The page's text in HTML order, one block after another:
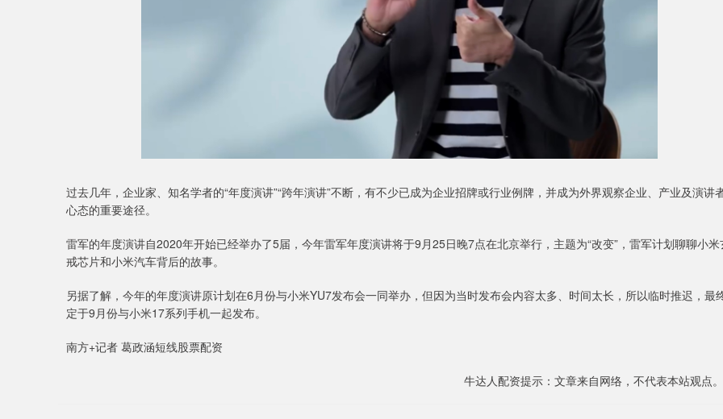
过去几年，企业家、知名学者的“年度演讲”“跨年演讲”不断，有不少已成为企业招牌或行业例牌，并成为外界观察企业、产业及演讲
心态的重要途径。
雷军的年度演讲自2020年开始已经举办了5届，今年雷军年度演讲将于9月25日晚7点在北京举行，主题为“改变”，雷军计划聊聊小米
戒芯片和小米汽车背后的故事。
另据了解，今年的年度演讲原计划在6月份与小米YU7发布会一同举办，但因为当时发布会内容太多、时间太长，所以临时推迟，最
定于9月份与小米17系列手机一起发布。
南方+记者 葛政涵短线股票配资
牛达人配资提示：文章来自网络，不代表本站观点。